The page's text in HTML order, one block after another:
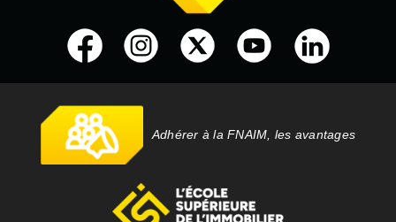
Adhérer à la FNAIM, les avantages